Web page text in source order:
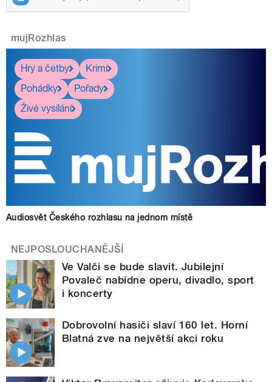
mujRozhlas
Hry a četby
Krimi
Pohádky
Pořady
Živé vysílání
Audiosvět Českého rozhlasu na jednom místě
NEJPOSLOUCHANĚJŠÍ
Ve Valči se bude slavit. Jubilejní
Povaleč nabídne operu, divadlo, sport
i koncerty
Dobrovolní hasiči slaví 160 let. Horní
Blatná zve na největší akci roku